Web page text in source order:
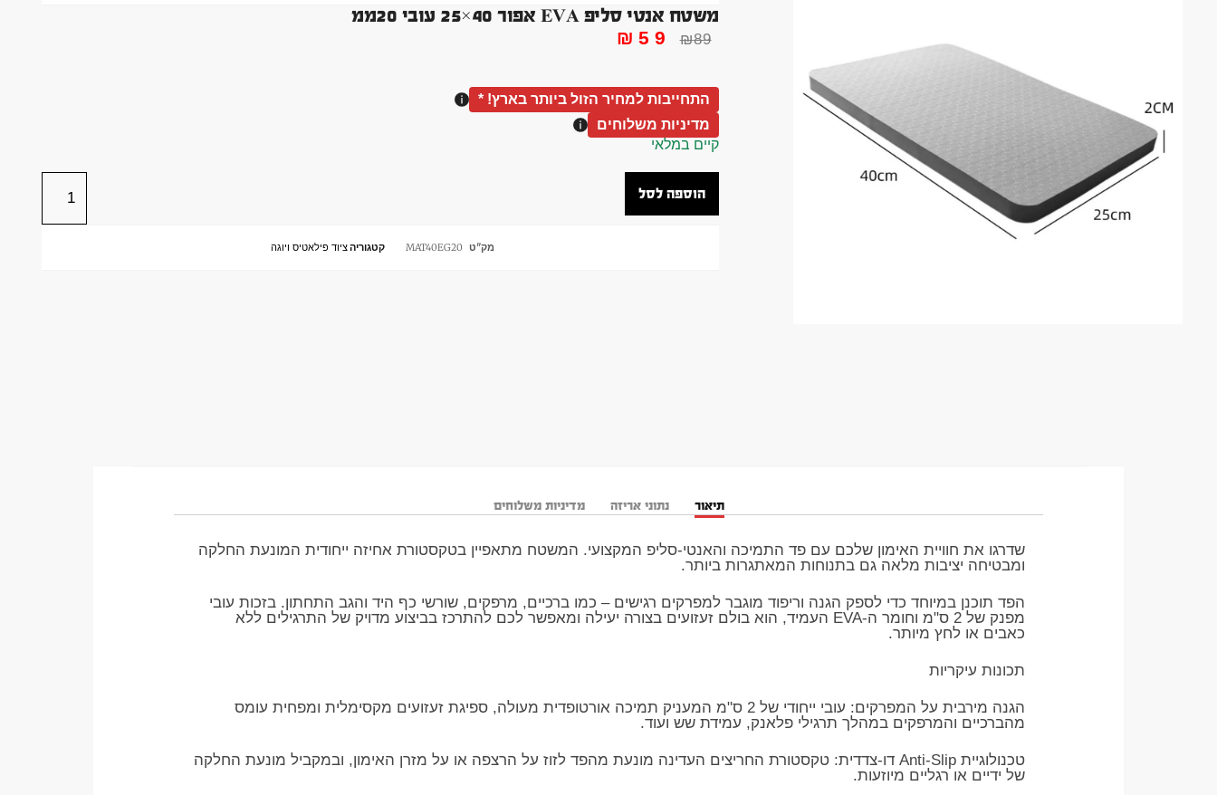
משטח אנטי סליפ EVA אפור 40×25 עובי 20ממ
₪89
₪59
התחייבות למחיר הזול ביותר בארץ! *
מדיניות משלוחים
קיים במלאי
הוספה לסל
מק"ט MAT40EG20 קטגוריהציוד פילאטיס ויוגה
תיאור נתוני אריזה מדיניות משלוחים
שדרגו את חוויית האימון שלכם עם פד התמיכה והאנטי-סליפ המקצועי. המשטח מתאפיין בטקסטורת אחיזה ייחודית המונעת החלקה
ומבטיחה יציבות מלאה גם בתנוחות המאתגרות ביותר.
​הפד תוכנן במיוחד כדי לספק הגנה וריפוד מוגבר למפרקים רגישים – כמו ברכיים, מרפקים, שורשי כף היד והגב התחתון. בזכות עובי
מפנק של 2 ס"מ וחומר ה-EVA העמיד, הוא בולם זעזועים בצורה יעילה ומאפשר לכם להתרכז בביצוע מדויק של התרגילים ללא
כאבים או לחץ מיותר.
​תכונות עיקריות
​הגנה מירבית על המפרקים: עובי ייחודי של 2 ס"מ המעניק תמיכה אורטופדית מעולה, ספיגת זעזועים מקסימלית ומפחית עומס
מהברכיים והמרפקים במהלך תרגילי פלאנק, עמידת שש ועוד.
​טכנולוגיית Anti-Slip דו-צדדית: טקסטורת החריצים העדינה מונעת מהפד לזוז על הרצפה או על מזרן האימון, ובמקביל מונעת החלקה
של ידיים או רגליים מיוזעות.